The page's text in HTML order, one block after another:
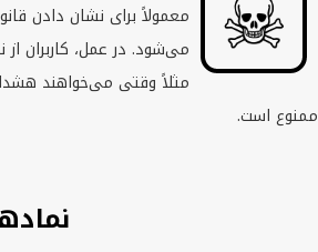
معمولاً برای نشان دادن
می‌شود. در عمل، کاربران
مثلاً وقتی می‌خواهند
ممنوع است.